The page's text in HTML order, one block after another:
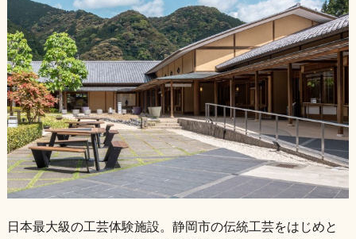
日本最大級の工芸体験施設。静岡市の伝統工芸をはじめと